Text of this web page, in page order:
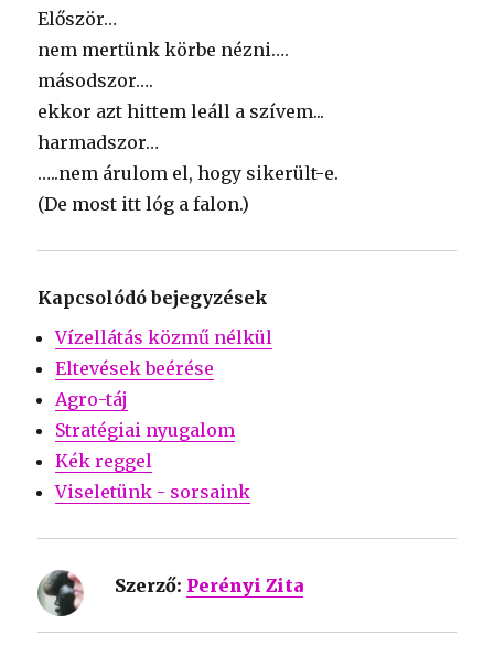
Először…
nem mertünk körbe nézni….
másodszor….
ekkor azt hittem leáll a szívem...
harmadszor…
…..nem árulom el, hogy sikerült-e.
(De most itt lóg a falon.)
Kapcsolódó bejegyzések
Vízellátás közmű nélkül
Eltevések beérése
Agro-táj
Stratégiai nyugalom
Kék reggel
Viseletünk - sorsaink
Szerző: Perényi Zita